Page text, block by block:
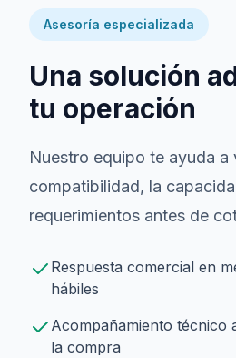
Asesoría especializada
Una solución
tu operación
Nuestro equipo te ayuda a
compatibilidad, la
requerimientos antes de
Respuesta comercial en
hábiles
Acompañamiento técnico
la compra